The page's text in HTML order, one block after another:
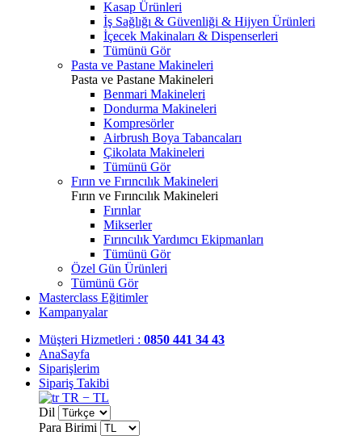
Kasap Ürünleri
İş Sağlığı & Güvenliği & Hijyen Ürünleri
İçecek Makinaları & Dispenserleri
Tümünü Gör
Pasta ve Pastane Makineleri
Pasta ve Pastane Makineleri
Benmari Makineleri
Dondurma Makineleri
Kompresörler
Airbrush Boya Tabancaları
Çikolata Makineleri
Tümünü Gör
Fırın ve Fırıncılık Makineleri
Fırın ve Fırıncılık Makineleri
Fırınlar
Mikserler
Fırıncılık Yardımcı Ekipmanları
Tümünü Gör
Özel Gün Ürünleri
Tümünü Gör
Masterclass Eğitimler
Kampanyalar
Müşteri Hizmetleri : 0850 441 34 43
AnaSayfa
Siparişlerim
Sipariş Takibi
TR − TL
Dil
Para Birimi